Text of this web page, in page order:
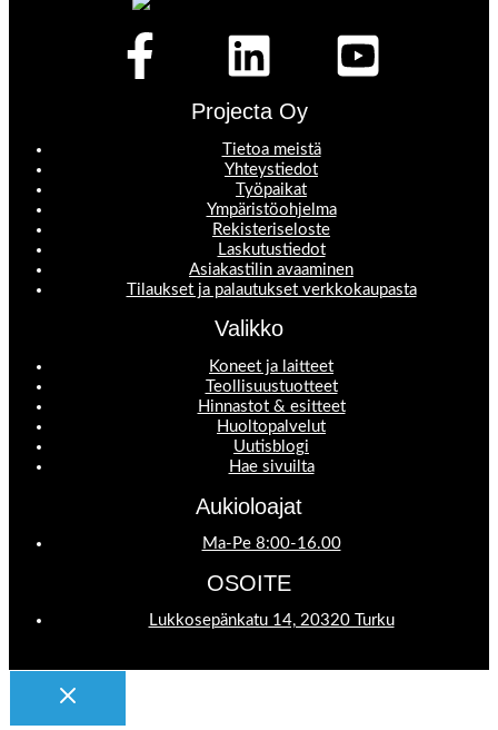
Projecta Oy
Tietoa meistä
Yhteystiedot
Työpaikat
Ympäristöohjelma
Rekisteriseloste
Laskutustiedot
Asiakastilin avaaminen
Tilaukset ja palautukset verkkokaupasta
Valikko
Koneet ja laitteet
Teollisuustuotteet
Hinnastot & esitteet
Huoltopalvelut
Uutisblogi
Hae sivuilta
Aukioloajat
Ma-Pe 8:00-16.00
OSOITE
Lukkosepänkatu 14, 20320 Turku